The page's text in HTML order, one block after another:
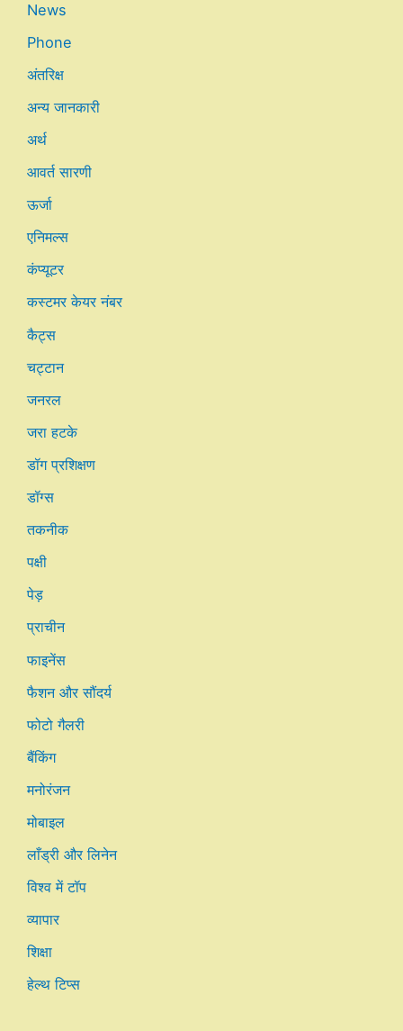
News
Phone
अंतरिक्ष
अन्य जानकारी
अर्थ
आवर्त सारणी
ऊर्जा
एनिमल्स
कंप्यूटर
कस्टमर केयर नंबर
कैट्स
चट्टान
जनरल
जरा हटके
डॉग प्रशिक्षण
डॉग्स
तकनीक
पक्षी
पेड़
प्राचीन
फाइनेंस
फैशन और सौंदर्य
फोटो गैलरी
बैंकिंग
मनोरंजन
मोबाइल
लाँड्री और लिनेन
विश्व में टॉप
व्यापार
शिक्षा
हेल्थ टिप्स